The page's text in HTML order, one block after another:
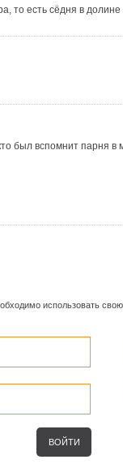
то есть сёдня в
был вспомнит парня
использовать